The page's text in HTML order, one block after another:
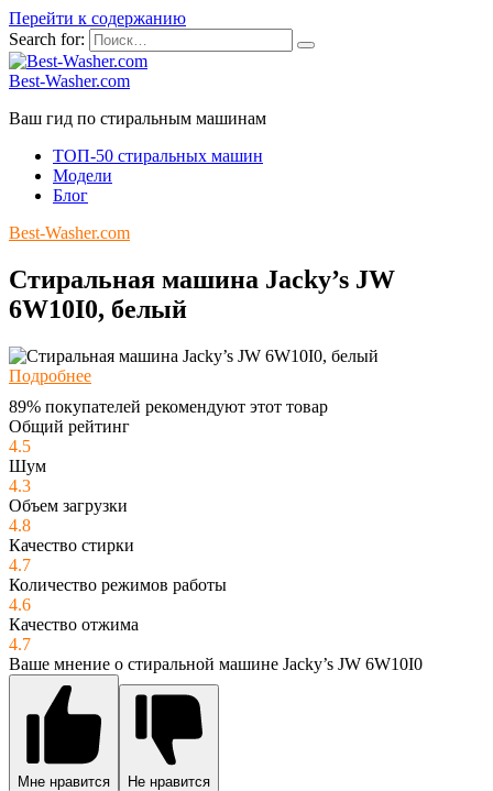
Перейти к содержанию
Search for:
Best-Washer.com
Ваш гид по стиральным машинам
ТОП-50 стиральных машин
Модели
Блог
Best-Washer.com
Стиральная машина Jacky’s JW
6W10I0, белый
Подробнее
89% покупателей рекомендуют этот товар
Общий рейтинг
4.5
Шум
4.3
Объем загрузки
4.8
Качество стирки
4.7
Количество режимов работы
4.6
Качество отжима
4.7
Ваше мнение о стиральной машине Jacky’s JW 6W10I0
Мне нравится Не нравится